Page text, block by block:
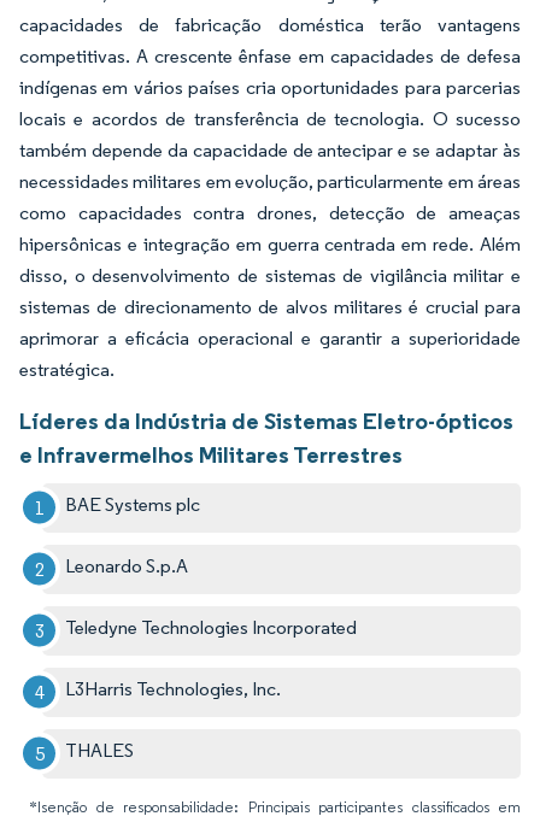
capacidades de fabricação doméstica terão vantagens
competitivas. A crescente ênfase em capacidades de defesa
indígenas em vários países cria oportunidades para parcerias
locais e acordos de transferência de tecnologia. O sucesso
também depende da capacidade de antecipar e se adaptar às
necessidades militares em evolução, particularmente em áreas
como capacidades contra drones, detecção de ameaças
hipersônicas e integração em guerra centrada em rede. Além
disso, o desenvolvimento de sistemas de vigilância militar e
sistemas de direcionamento de alvos militares é crucial para
aprimorar a eficácia operacional e garantir a superioridade
estratégica.
Líderes da Indústria de Sistemas Eletro-ópticos
e Infravermelhos Militares Terrestres
BAE Systems plc
Leonardo S.p.A
Teledyne Technologies Incorporated
L3Harris Technologies, Inc.
THALES
*Isenção de responsabilidade: Principais participantes classificados em